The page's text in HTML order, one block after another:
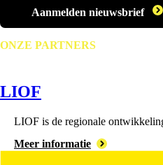
Aanmelden nieuwsbrief
ONZE PARTNERS
LIOF
LIOF is de regionale
Meer informatie